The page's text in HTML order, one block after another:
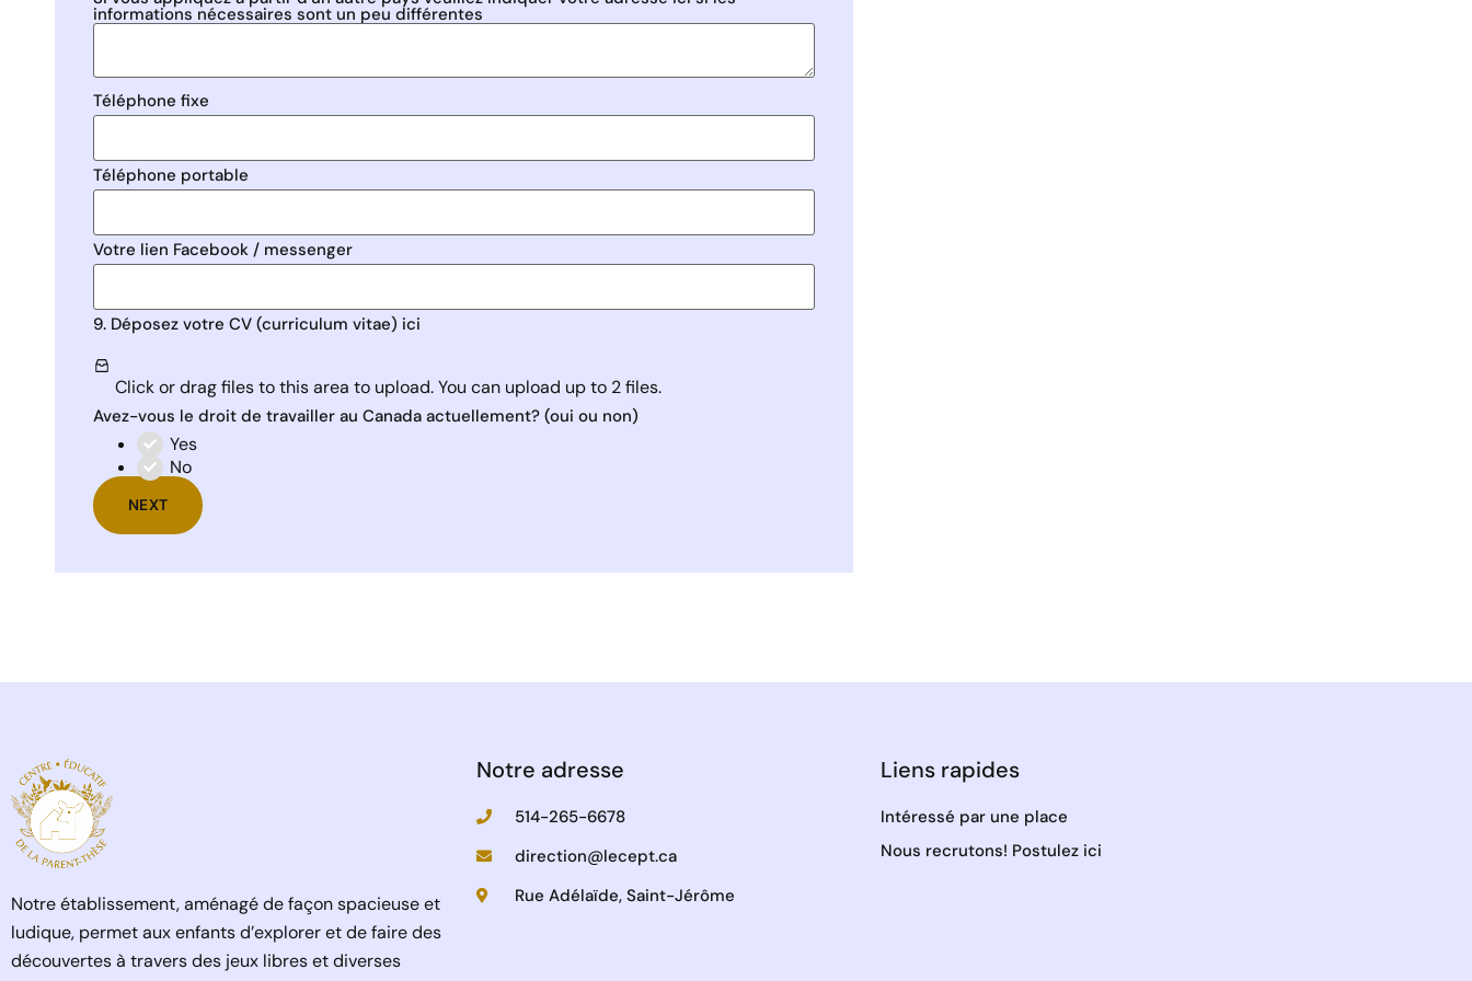
informations nécessaires sont un peu différentes
Téléphone fixe
Téléphone portable
Votre lien Facebook / messenger
9. Déposez votre CV (curriculum vitae) ici
Click or drag files to this area to upload.You can upload up to 2 files.
Avez-vous le droit de travailler au Canada actuellement? (oui ou non)
Yes
No
NEXT
Notre établissement, aménagé de façon spacieuse et
ludique, permet aux enfants d’explorer et de faire des
découvertes à travers des jeux libres et diverses
Notre adresse
514-265-6678
direction@lecept.ca
Rue Adélaïde, Saint-Jérôme
Liens rapides
Intéressé par une place
Nous recrutons! Postulez ici